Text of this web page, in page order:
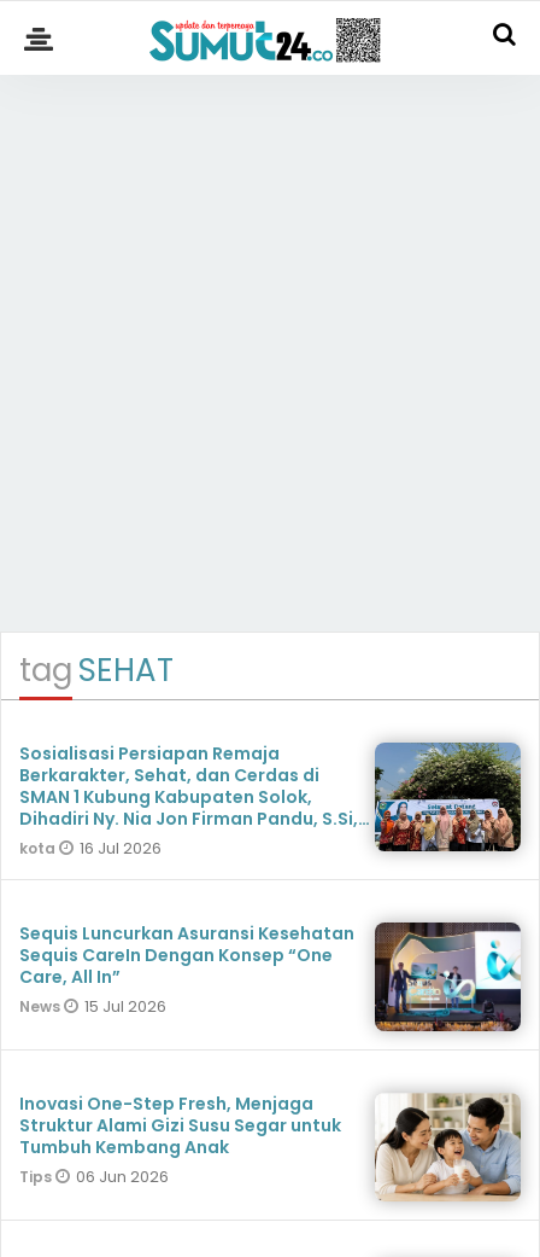
tagSEHAT
Sosialisasi Persiapan Remaja
Berkarakter, Sehat, dan Cerdas di
SMAN 1 Kubung Kabupaten Solok,
Dihadiri Ny. Nia Jon Firman Pandu, S.Si,
Msi
kota 16 Jul 2026
Sequis Luncurkan Asuransi Kesehatan
Sequis CareIn Dengan Konsep “One
Care, All In”
News 15 Jul 2026
Inovasi One-Step Fresh, Menjaga
Struktur Alami Gizi Susu Segar untuk
Tumbuh Kembang Anak
Tips 06 Jun 2026